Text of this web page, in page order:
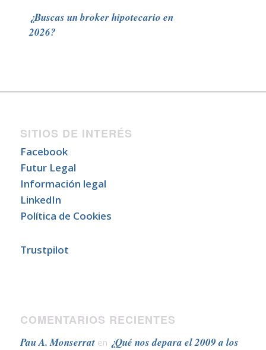
¿Buscas un broker hipotecario en
2026?
SITIOS DE INTERÉS
Facebook
Futur Legal
Información legal
LinkedIn
Política de Cookies
Trustpilot
COMENTARIOS RECIENTES
Pau A. Monserraten ¿Qué nos depara el 2009 a los